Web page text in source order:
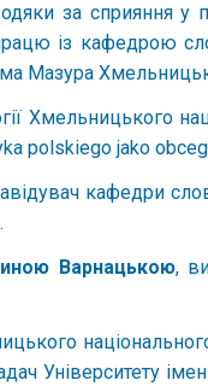
за сприяння у
із кафедрою
Мазура
Хмельницького
polskiego jako
кафедри
Варнацькою,
Університету